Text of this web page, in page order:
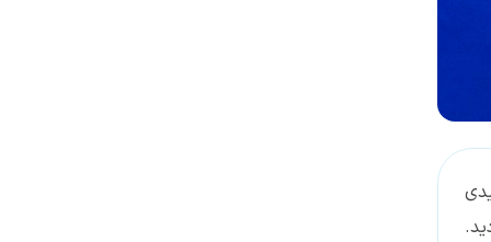
دی ماه 1402 تقدیر گردید.